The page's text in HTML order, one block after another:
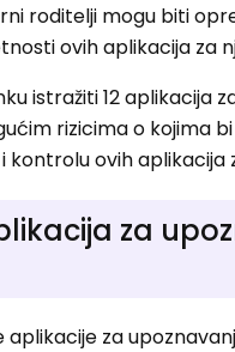
roditelji mogu biti
ovih aplikacija za
istražiti 12 aplikacija
rizicima o kojima
kontrolu ovih
za
aplikacije za